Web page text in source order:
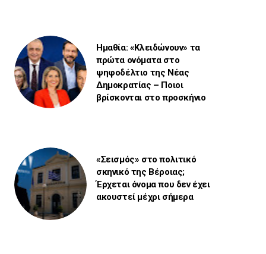
Ημαθία: «Κλειδώνουν» τα
πρώτα ονόματα στο
ψηφοδέλτιο της Νέας
Δημοκρατίας – Ποιοι
βρίσκονται στο προσκήνιο
«Σεισμός» στο πολιτικό
σκηνικό της Βέροιας;
Έρχεται όνομα που δεν έχει
ακουστεί μέχρι σήμερα